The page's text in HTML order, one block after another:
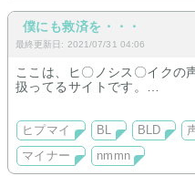
僕にも救済を・・・
最終更新日: 2021/07/31 04:06
ここは、ヒ〇ノシス〇イクの
扱ってるサイトです。
nmmnに興味ない方その他迷
ご退出願います。
当てはまらない方は、どうぞ
い。
ヒプマイ BL BLD
マイナー
nmmn